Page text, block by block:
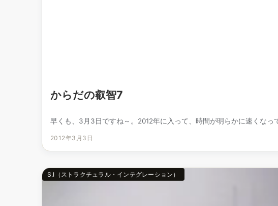
からだの叡智7
早くも、3月3日ですね～。2012年に入って、時間が明らかに速くなっ
2012年3月3日
S.I（ストラクチュラル・インテグレーション）